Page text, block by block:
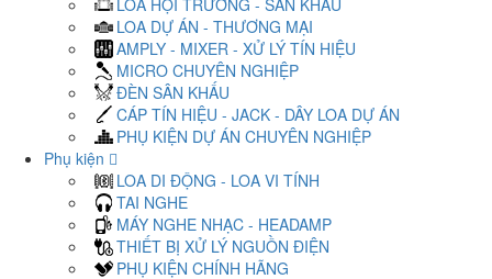
LOA HỘI TRƯỜNG - SÂN KHẤU
LOA DỰ ÁN - THƯƠNG MẠI
AMPLY - MIXER - XỬ LÝ TÍN HIỆU
MICRO CHUYÊN NGHIỆP
ĐÈN SÂN KHẤU
CÁP TÍN HIỆU - JACK - DÂY LOA DỰ ÁN
PHỤ KIỆN DỰ ÁN CHUYÊN NGHIỆP
Phụ kiện
LOA DI ĐỘNG - LOA VI TÍNH
TAI NGHE
MÁY NGHE NHẠC - HEADAMP
THIẾT BỊ XỬ LÝ NGUỒN ĐIỆN
PHỤ KIỆN CHÍNH HÃNG